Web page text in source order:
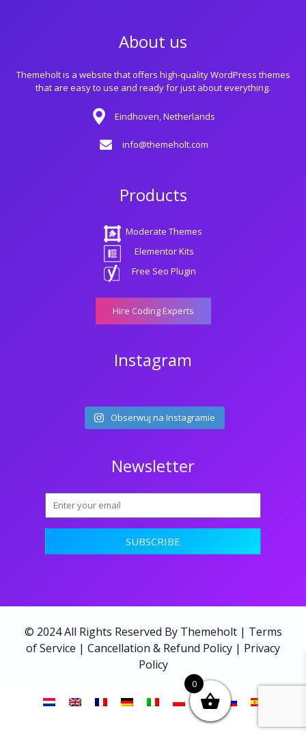
About us
Themeholt is a website that offers high-quality WordPress themes
that are easy to use and ready for just about everything.
Eindhoven, Netherlands
info@themeholt.com
Products
Moderate Themes
Elementor Kits
Free Seo Plugin
Hire Coding Experts
Instagram
Obserwuj na Instagramie
Newsletter
© 2024 All Rights Reserved By Themeholt | Terms
of Service | Cancellation & Refund Policy | Privacy
Policy
0